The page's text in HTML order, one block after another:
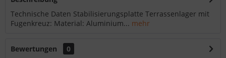
Technische Daten Stabilisierungsplatte Terrassenlager mit
Fugenkreuz: Material: Aluminium... mehr
Bewertungen
0